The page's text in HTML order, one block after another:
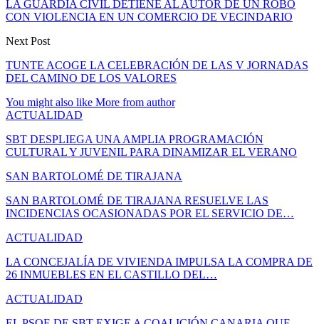
LA GUARDIA CIVIL DETIENE AL AUTOR DE UN ROBO
CON VIOLENCIA EN UN COMERCIO DE VECINDARIO
Next Post
TUNTE ACOGE LA CELEBRACIÓN DE LAS V JORNADAS
DEL CAMINO DE LOS VALORES
You might also like More from author
ACTUALIDAD
SBT DESPLIEGA UNA AMPLIA PROGRAMACIÓN
CULTURAL Y JUVENIL PARA DINAMIZAR EL VERANO
SAN BARTOLOMÉ DE TIRAJANA
SAN BARTOLOMÉ DE TIRAJANA RESUELVE LAS
INCIDENCIAS OCASIONADAS POR EL SERVICIO DE…
ACTUALIDAD
LA CONCEJALÍA DE VIVIENDA IMPULSA LA COMPRA DE
26 INMUEBLES EN EL CASTILLO DEL…
ACTUALIDAD